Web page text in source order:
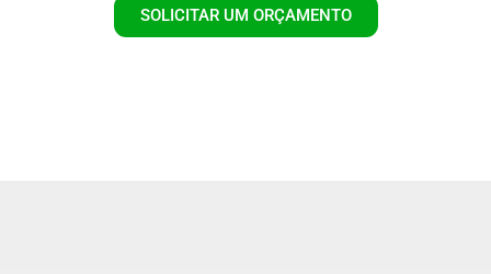
SOLICITAR UM ORÇAMENTO